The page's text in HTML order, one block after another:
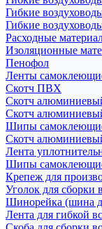
Гибкие
Гибкие
Расходные
Изоляционные
Пенофол
Ленты
Скотч ПВХ
Скотч
Скотч
Шипы
Скотч
Лента
Шипы
Крепеж для
Уголок для сборки
Шинорейка (шина
Лента для гибкой